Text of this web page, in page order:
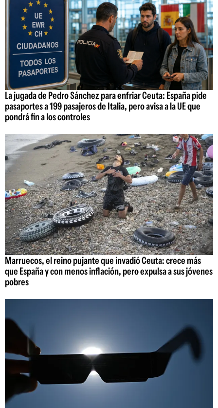
La jugada de Pedro Sánchez para enfriar Ceuta: España pide
pasaportes a 199 pasajeros de Italia, pero avisa a la UE que
pondrá fin a los controles
Marruecos, el reino pujante que invadió Ceuta: crece más
que España y con menos inflación, pero expulsa a sus jóvenes
pobres